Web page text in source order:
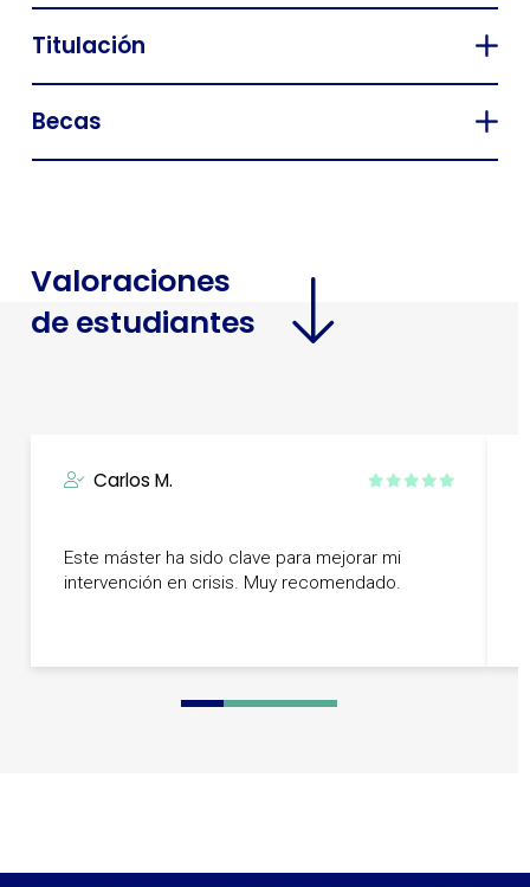
Titulación
Becas
Valoraciones
de estudiantes
Carlos M.
Este máster ha sido clave para mejorar mi
intervención en crisis. Muy recomendado.
0 1 2 3 4 5 6 7 8